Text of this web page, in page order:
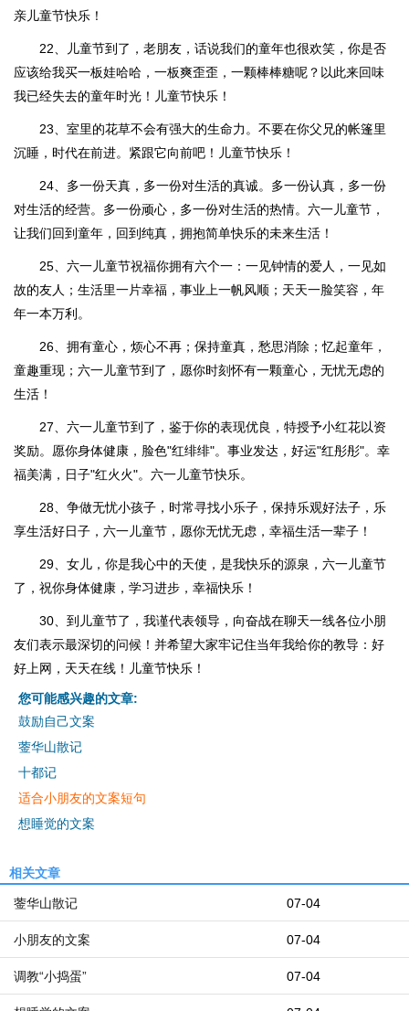
亲儿童节快乐！
22、儿童节到了，老朋友，话说我们的童年也很欢笑，你是否
应该给我买一板娃哈哈，一板爽歪歪，一颗棒棒糖呢？以此来回味
我已经失去的童年时光！儿童节快乐！
23、室里的花草不会有强大的生命力。不要在你父兄的帐篷里
沉睡，时代在前进。紧跟它向前吧！儿童节快乐！
24、多一份天真，多一份对生活的真诚。多一份认真，多一份
对生活的经营。多一份顽心，多一份对生活的热情。六一儿童节，
让我们回到童年，回到纯真，拥抱简单快乐的未来生活！
25、六一儿童节祝福你拥有六个一：一见钟情的爱人，一见如
故的友人；生活里一片幸福，事业上一帆风顺；天天一脸笑容，年
年一本万利。
26、拥有童心，烦心不再；保持童真，愁思消除；忆起童年，
童趣重现；六一儿童节到了，愿你时刻怀有一颗童心，无忧无虑的
生活！
27、六一儿童节到了，鉴于你的表现优良，特授予小红花以资
奖励。愿你身体健康，脸色"红绯绯"。事业发达，好运"红彤彤"。幸
福美满，日子"红火火"。六一儿童节快乐。
28、争做无忧小孩子，时常寻找小乐子，保持乐观好法子，乐
享生活好日子，六一儿童节，愿你无忧无虑，幸福生活一辈子！
29、女儿，你是我心中的天使，是我快乐的源泉，六一儿童节
了，祝你身体健康，学习进步，幸福快乐！
30、到儿童节了，我谨代表领导，向奋战在聊天一线各位小朋
友们表示最深切的问候！并希望大家牢记住当年我给你的教导：好
好上网，天天在线！儿童节快乐！
您可能感兴趣的文章:
鼓励自己文案
蓥华山散记
十都记
适合小朋友的文案短句
想睡觉的文案
相关文章
07-04
蓥华山散记
07-04
小朋友的文案
07-04
调教“小捣蛋”